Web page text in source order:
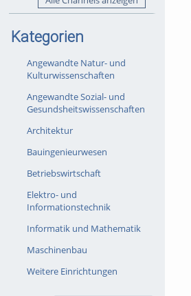
Kategorien
Angewandte Natur- und
Kulturwissenschaften
Angewandte Sozial- und
Gesundsheitswissenschaften
Architektur
Bauingenieurwesen
Betriebswirtschaft
Elektro- und
Informationstechnik
Informatik und Mathematik
Maschinenbau
Weitere Einrichtungen